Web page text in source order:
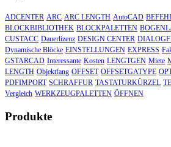
ADCENTER ARC ARC LENGTH AutoCAD
BLOCKBIBLIOTHEK BLOCKPALETTEN
CUSTACC Dauerlizenz DESIGN CENTER
Dynamische Blöcke EINSTELLUNGEN EXPRESS
GSTARCAD Interessante Kosten LENGTGEN Miete
LENGTH Objektfang OFFSET OFFSETGATYPE
PDFIMPORT SCHRAFFUR TASTATURKÜRZEL
Vergleich WERKZEUGPALETTEN ÖFFNEN
Produkte